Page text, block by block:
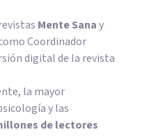
Mente Sanay
Coordinador
digital de la revista
, la mayor
y las
de lectores